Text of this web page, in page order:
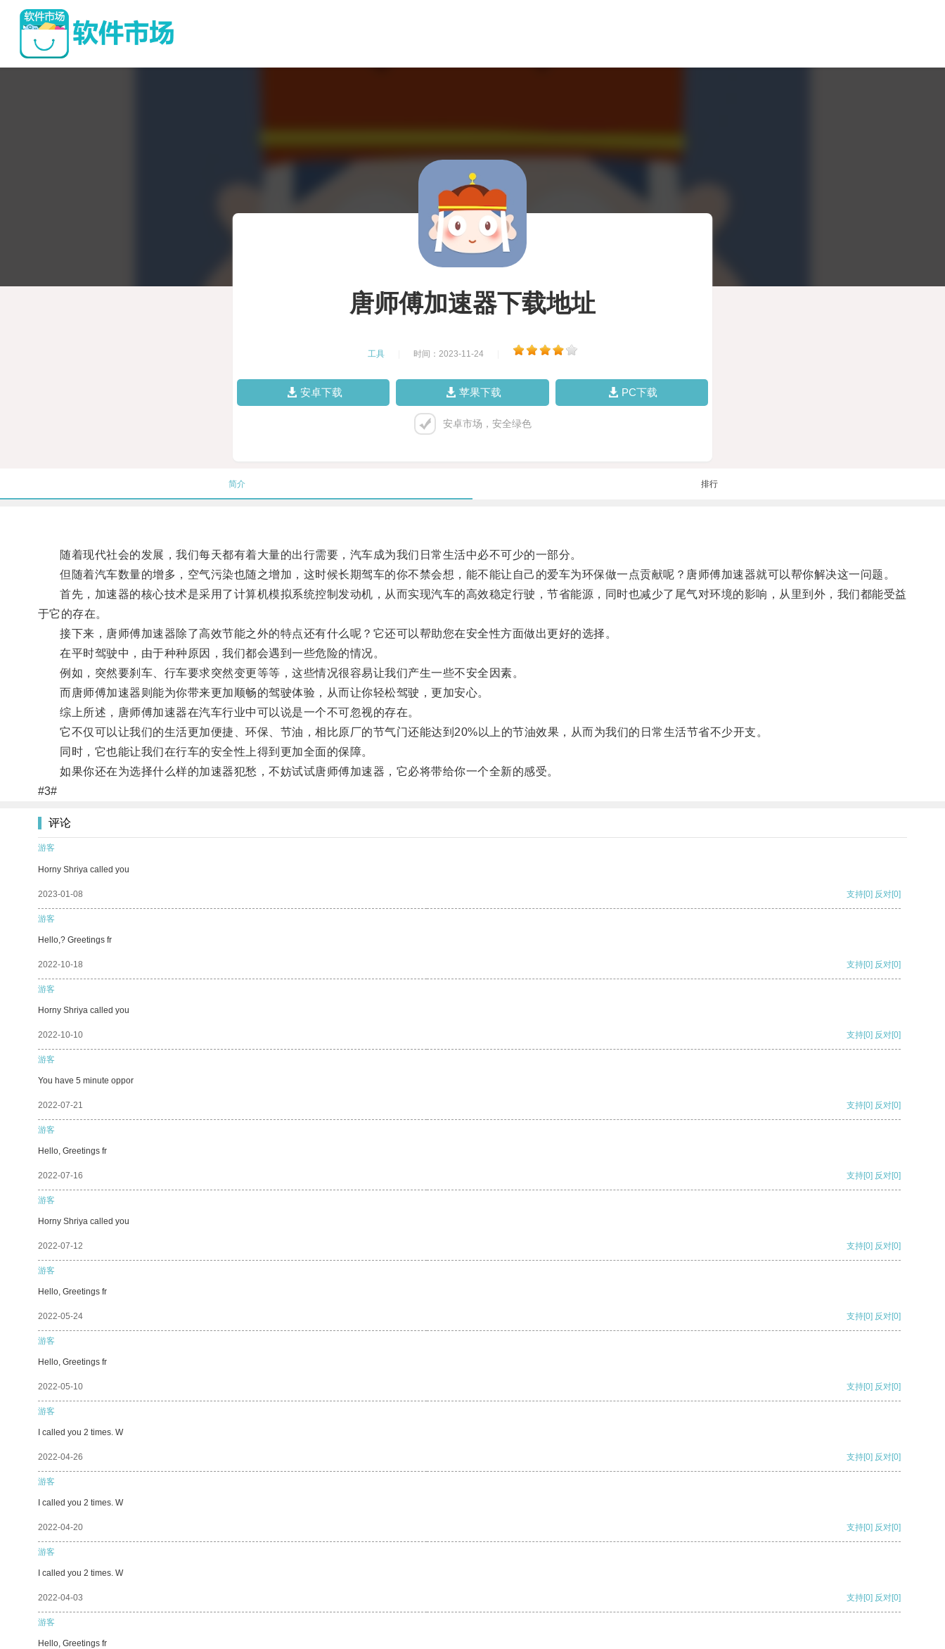
唐师傅加速器下载地址
工具 时间：2023-11-24
安卓下载 苹果下载 PC下载
安卓市场，安全绿色
简介 排行
随着现代社会的发展，我们每天都有着大量的出行需要，汽车成为我们日常生活中必不可少的一部分。
但随着汽车数量的增多，空气污染也随之增加，这时候长期驾车的你不禁会想，能不能让自己的爱车为环保做一点贡献呢？唐师傅加速器就可以帮你解决这一问题。
首先，加速器的核心技术是采用了计算机模拟系统控制发动机，从而实现汽车的高效稳定行驶，节省能源，同时也减少了尾气对环境的影响，从里到外，我们都能受益
于它的存在。
接下来，唐师傅加速器除了高效节能之外的特点还有什么呢？它还可以帮助您在安全性方面做出更好的选择。
在平时驾驶中，由于种种原因，我们都会遇到一些危险的情况。
例如，突然要刹车、行车要求突然变更等等，这些情况很容易让我们产生一些不安全因素。
而唐师傅加速器则能为你带来更加顺畅的驾驶体验，从而让你轻松驾驶，更加安心。
综上所述，唐师傅加速器在汽车行业中可以说是一个不可忽视的存在。
它不仅可以让我们的生活更加便捷、环保、节油，相比原厂的节气门还能达到20%以上的节油效果，从而为我们的日常生活节省不少开支。
同时，它也能让我们在行车的安全性上得到更加全面的保障。
如果你还在为选择什么样的加速器犯愁，不妨试试唐师傅加速器，它必将带给你一个全新的感受。
#3#
评论
游客
Horny Shriya called you
2023-01-08 支持[0] 反对[0]
游客
Hello,? Greetings fr
2022-10-18 支持[0] 反对[0]
游客
Horny Shriya called you
2022-10-10 支持[0] 反对[0]
游客
You have 5 minute oppor
2022-07-21 支持[0] 反对[0]
游客
Hello, Greetings fr
2022-07-16 支持[0] 反对[0]
游客
Horny Shriya called you
2022-07-12 支持[0] 反对[0]
游客
Hello, Greetings fr
2022-05-24 支持[0] 反对[0]
游客
Hello, Greetings fr
2022-05-10 支持[0] 反对[0]
游客
I called you 2 times. W
2022-04-26 支持[0] 反对[0]
游客
I called you 2 times. W
2022-04-20 支持[0] 反对[0]
游客
I called you 2 times. W
2022-04-03 支持[0] 反对[0]
游客
Hello, Greetings fr